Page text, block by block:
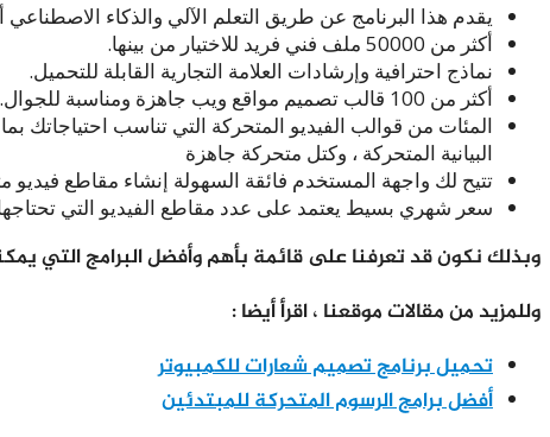
يقدم هذا البرنامج عن طريق التعلم الآلي والذكاء
أكثر من 50000 ملف فني فريد للاختيار من بينها.
نماذج احترافية وإرشادات العلامة التجارية القابلة للتحميل.
أكثر من 100 قالب تصميم مواقع ويب جاهزة ومناسبة للجوال.
المئات من قوالب الفيديو المتحركة التي تناسب احتياجاتك
البيانية المتحركة ، وكتل متحركة جاهزة
تتيح لك واجهة المستخدم فائقة السهولة إنشاء مقاطع فيديو
سعر شهري بسيط يعتمد على عدد مقاطع الفيديو التي
وبذلك نكون قد تعرفنا على قائمة بأهم وأفضل البرامج التي
وللمزيد من مقالات موقعنا ، اقرأ أيضا :
تحميل برنامج تصميم شعارات للكمبيوتر
أفضل برامج الرسوم المتحركة للمبتدئين